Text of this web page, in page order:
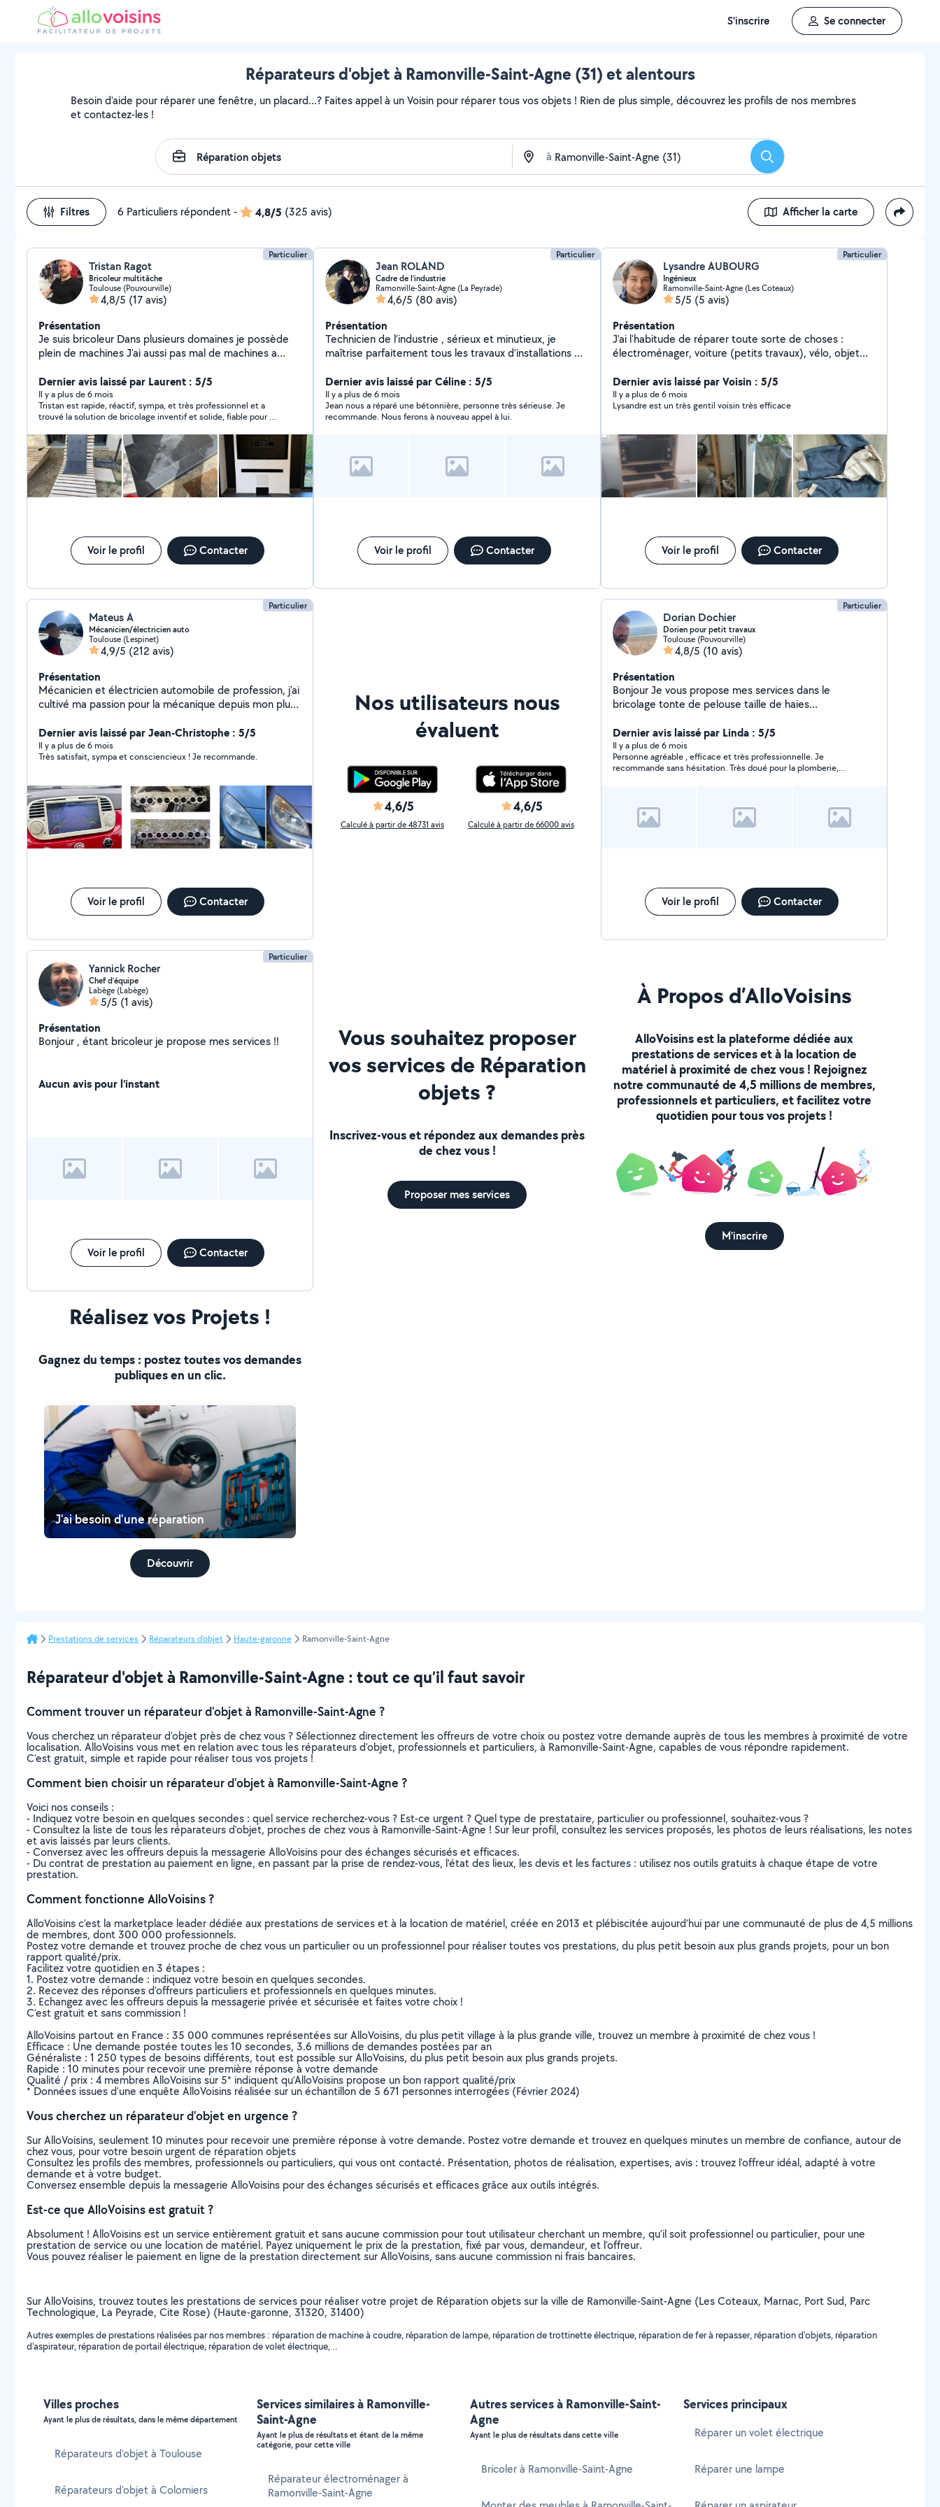
S'inscrire Se connecter
Réparateurs d'objet à Ramonville-Saint-Agne (31) et alentours
Besoin d'aide pour réparer une fenêtre, un placard...? Faites appel à un Voisin pour réparer tous vos objets ! Rien de plus simple, découvrez les profils de nos membres
et contactez-les !
à Rechercher
Filtres 6 Particuliers répondent- 4,8/5 (325 avis) Afficher la carte
Particulier
Tristan Ragot
Bricoleur multitâche
Toulouse (Pouvourville)
4,8/5 (17 avis)
Présentation
Je suis bricoleur Dans plusieurs domaines je possède
plein de machines J'ai aussi pas mal de machines a
peux aussi sablé des objets je possède aussi un
décapeur thermique, scie circulaire
Dernier avis laissé par Laurent : 5/5
Il y a plus de 6 mois
Tristan est rapide, réactif, sympa, et très professionnel et a
trouvé la solution de bricolage inventif et solide, fiable pour me
recommande et ne manquerait pas de repasser par lui pour
toute future demande.
Voir le profil Contacter
Particulier
Jean ROLAND
Cadre de l’industrie
Ramonville-Saint-Agne (La Peyrade)
4,6/5 (80 avis)
Présentation
Technicien de l’industrie , sérieux et minutieux, je
maîtrise parfaitement tous les travaux d’installations et
pièce obsolète ou de collection ( tour fraisage tôlerie
serrurerie de précision).
Dernier avis laissé par Céline : 5/5
Il y a plus de 6 mois
Jean nous a réparé une bétonnière, personne très sérieuse. Je
recommande. Nous ferons à nouveau appel à lui.
Voir le profil Contacter
Particulier
Lysandre AUBOURG
Ingénieux
Ramonville-Saint-Agne (Les Coteaux)
5/5 (5 avis)
Présentation
J'ai l'habitude de réparer toute sorte de choses :
électroménager, voiture (petits travaux), vélo, objet
fabrique des meuble aussi. Mes qualités sont une
grande patience, une bonne expérience dans les
domaines cités mais surtout une créativité permettant
Dernier avis laissé par Voisin : 5/5
Il y a plus de 6 mois
Lysandre est un très gentil voisin très efficace
Voir le profil Contacter
Particulier
Mateus A
Mécanicien/électricien auto
Toulouse (Lespinet)
4,9/5 (212 avis)
Présentation
Mécanicien et électricien automobile de profession, j'ai
cultivé ma passion pour la mécanique depuis mon plus
actif, je vous offre un éventail de services de réparation
automobiles. Je résous tous vos problèmes
mécaniques ou électriques. Services supplémentaires
optiques - Installation de CarPlay - Installation de
systèmes audio, y compris haut-parleurs et caissons de
basse - Conversion de vitres manuelles en vitres
électriques Je vous assure un travail soigné et réalisé
dans les plus brefs délais. N'hesitez pas à me
Dernier avis laissé par Jean-Christophe : 5/5
Il y a plus de 6 mois
Très satisfait, sympa et consciencieux ! Je recommande.
Voir le profil Contacter
Nos utilisateurs nous
évaluent
4,6/5
Calculé à partir de 48731 avis
4,6/5
Calculé à partir de 66000 avis
Particulier
Dorian Dochier
Dorien pour petit travaux
Toulouse (Pouvourville)
4,8/5 (10 avis)
Présentation
Bonjour Je vous propose mes services dans le
bricolage tonte de pelouse taille de haies
débouchage canalisation Soudure Très polyvalent
N'hésitez pas à me contacter Bonne journée Dorian
Dernier avis laissé par Linda : 5/5
Il y a plus de 6 mois
Personne agréable , efficace et très professionnelle. Je
recommande sans hésitation. Très doué pour la plomberie,
Voir le profil Contacter
Particulier
Yannick Rocher
Chef d’équipe
Labège (Labège)
5/5 (1 avis)
Présentation
Bonjour , étant bricoleur je propose mes services !!
Aucun avis pour l'instant
Voir le profil Contacter
Vous souhaitez proposer
vos services de Réparation
objets ?
Inscrivez-vous et répondez aux demandes près
de chez vous !
Proposer mes services
À Propos d’AlloVoisins
AlloVoisins est la plateforme dédiée aux
prestations de services et à la location de
matériel à proximité de chez vous ! Rejoignez
notre communauté de 4,5 millions de membres,
professionnels et particuliers, et facilitez votre
quotidien pour tous vos projets !
M'inscrire
Réalisez vos Projets !
Gagnez du temps : postez toutes vos demandes
publiques en un clic.
J'ai besoin d'une réparation
Découvrir
Prestations de services Réparateurs d'objet Haute-garonne Ramonville-Saint-Agne
Réparateur d'objet à Ramonville-Saint-Agne : tout ce qu’il faut savoir
Comment trouver un réparateur d'objet à Ramonville-Saint-Agne ?
Vous cherchez un réparateur d'objet près de chez vous ? Sélectionnez directement les offreurs de votre choix ou postez votre demande auprès de tous les membres à proximité de votre
localisation. AlloVoisins vous met en relation avec tous les réparateurs d'objet, professionnels et particuliers, à Ramonville-Saint-Agne, capables de vous répondre rapidement.
C’est gratuit, simple et rapide pour réaliser tous vos projets !
Comment bien choisir un réparateur d'objet à Ramonville-Saint-Agne ?
Voici nos conseils :
- Indiquez votre besoin en quelques secondes : quel service recherchez-vous ? Est-ce urgent ? Quel type de prestataire, particulier ou professionnel, souhaitez-vous ?
- Consultez la liste de tous les réparateurs d'objet, proches de chez vous à Ramonville-Saint-Agne ! Sur leur profil, consultez les services proposés, les photos de leurs réalisations, les notes
et avis laissés par leurs clients.
- Conversez avec les offreurs depuis la messagerie AlloVoisins pour des échanges sécurisés et efficaces.
- Du contrat de prestation au paiement en ligne, en passant par la prise de rendez-vous, l’état des lieux, les devis et les factures : utilisez nos outils gratuits à chaque étape de votre
prestation.
Comment fonctionne AlloVoisins ?
AlloVoisins c’est la marketplace leader dédiée aux prestations de services et à la location de matériel, créée en 2013 et plébiscitée aujourd’hui par une communauté de plus de 4,5 millions
de membres, dont 300 000 professionnels.
Postez votre demande et trouvez proche de chez vous un particulier ou un professionnel pour réaliser toutes vos prestations, du plus petit besoin aux plus grands projets, pour un bon
rapport qualité/prix.
Facilitez votre quotidien en 3 étapes :
1. Postez votre demande : indiquez votre besoin en quelques secondes.
2. Recevez des réponses d’offreurs particuliers et professionnels en quelques minutes.
3. Echangez avec les offreurs depuis la messagerie privée et sécurisée et faites votre choix !
C’est gratuit et sans commission !
AlloVoisins partout en France : 35 000 communes représentées sur AlloVoisins, du plus petit village à la plus grande ville, trouvez un membre à proximité de chez vous !
Efficace : Une demande postée toutes les 10 secondes, 3.6 millions de demandes postées par an
Généraliste : 1 250 types de besoins différents, tout est possible sur AlloVoisins, du plus petit besoin aux plus grands projets.
Rapide : 10 minutes pour recevoir une première réponse à votre demande
Qualité / prix : 4 membres AlloVoisins sur 5* indiquent qu’AlloVoisins propose un bon rapport qualité/prix
* Données issues d’une enquête AlloVoisins réalisée sur un échantillon de 5 671 personnes interrogées (Février 2024)
Vous cherchez un réparateur d'objet en urgence ?
Sur AlloVoisins, seulement 10 minutes pour recevoir une première réponse à votre demande. Postez votre demande et trouvez en quelques minutes un membre de confiance, autour de
chez vous, pour votre besoin urgent de réparation objets
Consultez les profils des membres, professionnels ou particuliers, qui vous ont contacté. Présentation, photos de réalisation, expertises, avis : trouvez l'offreur idéal, adapté à votre
demande et à votre budget.
Conversez ensemble depuis la messagerie AlloVoisins pour des échanges sécurisés et efficaces grâce aux outils intégrés.
Est-ce que AlloVoisins est gratuit ?
Absolument ! AlloVoisins est un service entièrement gratuit et sans aucune commission pour tout utilisateur cherchant un membre, qu’il soit professionnel ou particulier, pour une
prestation de service ou une location de matériel. Payez uniquement le prix de la prestation, fixé par vous, demandeur, et l’offreur.
Vous pouvez réaliser le paiement en ligne de la prestation directement sur AlloVoisins, sans aucune commission ni frais bancaires.
Sur AlloVoisins, trouvez toutes les prestations de services pour réaliser votre projet de Réparation objets sur la ville de Ramonville-Saint-Agne (Les Coteaux, Marnac, Port Sud, Parc
Technologique, La Peyrade, Cite Rose) (Haute-garonne, 31320, 31400)
Autres exemples de prestations réalisées par nos membres : réparation de machine à coudre, réparation de lampe, réparation de trottinette électrique, réparation de fer à repasser, réparation d'objets, réparation
d'aspirateur, réparation de portail électrique, réparation de volet électrique, ..
Villes proches
Ayant le plus de résultats, dans le même département
Réparateurs d'objet à Toulouse
Réparateurs d'objet à Colomiers
Services similaires à Ramonville-
Saint-Agne
Ayant le plus de résultats et étant de la même
catégorie, pour cette ville
Réparateur électroménager à
Ramonville-Saint-Agne
Autres services à Ramonville-Saint-
Agne
Ayant le plus de résultats dans cette ville
Bricoler à Ramonville-Saint-Agne
Services principaux
Réparer un volet électrique
Réparer une lampe